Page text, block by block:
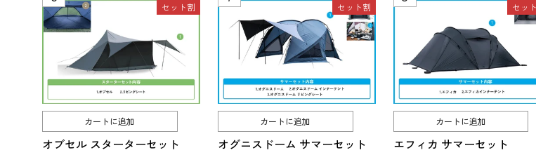
そのためには、単純に日差し・雨・風を避けるための道具としてだけではなく、プライバシーを守る空間を作るタープが必要
より質の高いソロキャンプを楽しむには、タープは必須アイテム！しかし、タープにはさまざまな種類があるため、選択に
この記事では、ソロキャンプ向きのタープのメリット・種類・選び方のポイント・おすすめのタープなどを紹介します。
ソロキャンプ用のタープの購入に迷っている人は、ぜひ参考にしてくださいね。
メリット①プライベート空間を拡張できる
ソロキャンプで大切なのは、いかにプライベート空間を作れるかです。
セット割
カートに追加
オブセル スターターセット
セット割
カートに追加
オグニスドーム サマーセット
セッ
カートに追加
エフィカ サマーセット